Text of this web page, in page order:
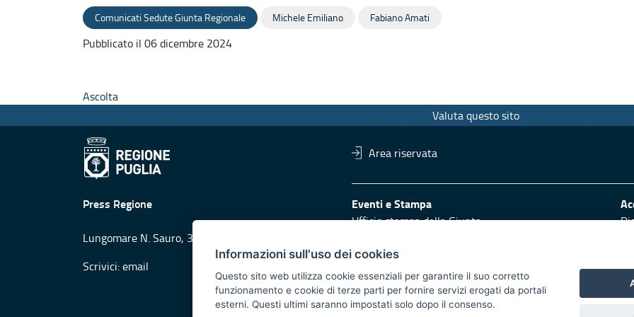
Comunicati Sedute Giunta Regionale Michele Emiliano Fabiano Amati
Pubblicato il 06 dicembre 2024
Ascolta
Valuta questo sito
Area riservata
Press Regione
Lungomare N. Sauro, 33 - 70121 Bari
Scrivici:email
Eventi e Stampa
Ufficio stampa della Giunta
Logo e identità regionale
Redazione
Responsabili di pubblicazione
Informazioni sull'uso dei cookies
Questo sito web utilizza cookie essenziali per garantire il suo corretto
funzionamento e cookie di terze parti per fornire servizi erogati da portali
esterni. Questi ultimi saranno impostati solo dopo il consenso.